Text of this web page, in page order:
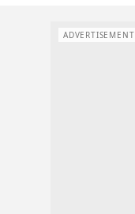
ADVERTISEMENT